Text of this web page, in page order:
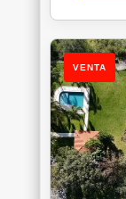
VENTA